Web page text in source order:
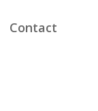
Contact